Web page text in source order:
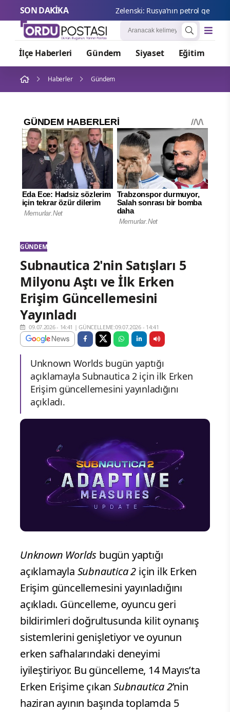
SON DAKİKA Zelenski: Rusya’nın petrol
İlçe Haberleri Gündem Siyaset Eğitim
Haberler Gündem
GÜNDEM
Subnautica 2'nin Satışları 5
Milyonu Aştı ve İlk Erken
Erişim Güncellemesini
Yayınladı
09.07.2026 - 14:41 |GÜNCELLEME:09.07.2026 - 14:41
Unknown Worlds bugün yaptığı
açıklamayla Subnautica 2 için ilk Erken
Erişim güncellemesini yayınladığını
açıkladı.
Unknown Worlds bugün yaptığı
açıklamayla Subnautica 2 için ilk Erken
Erişim güncellemesini yayınladığını
açıkladı. Güncelleme, oyuncu geri
bildirimleri doğrultusunda kilit oynanış
sistemlerini genişletiyor ve oyunun
erken safhalarındaki deneyimi
iyileştiriyor. Bu güncelleme, 14 Mayıs’ta
Erken Erişime çıkan Subnautica 2’nin
haziran ayının başında toplamda 5